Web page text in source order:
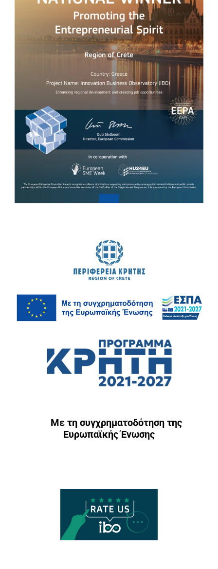
Με τη συγχρηματοδότηση της
Ευρωπαϊκής Ένωσης